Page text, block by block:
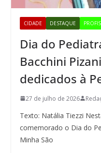
CIDADE DESTAQUE
Dia do
Bacchini
dedicados à
27 de julho de 2026
Texto: Natália Tiezzi
comemorado o Dia do
Minha São